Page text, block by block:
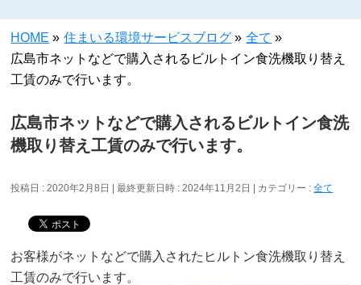
HOME » 住まいる環境サービスブログ » 全て »
広島市ネットなどで購入されるビルトイン食洗機取り替え
工賃のみで行います。
広島市ネットなどで購入されるビルトイン食洗
機取り替え工賃のみで行います。
投稿日 : 2020年2月8日 最終更新日時 : 2024年11月2日 カテゴリー :全て
お客様がネットなどで購入されたヒルトン食洗機取り替え
工賃のみで行います。